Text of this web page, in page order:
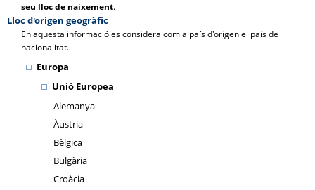
seu lloc de naixement.
Lloc d'origen geogràfic
En aquesta informació es considera com a país d'origen el país de
nacionalitat.
Europa
Unió Europea
Alemanya
Àustria
Bèlgica
Bulgària
Croàcia